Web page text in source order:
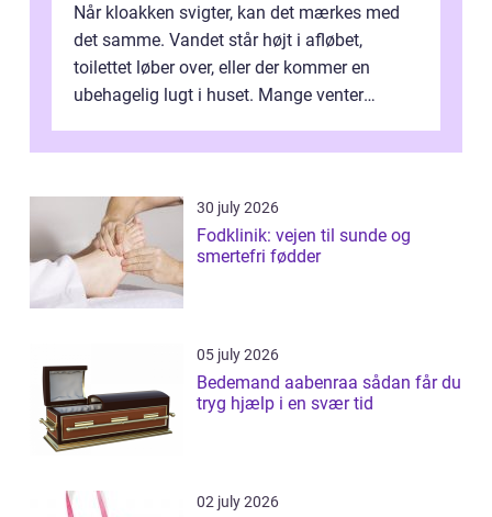
Når kloakken svigter, kan det mærkes med
det samme. Vandet står højt i afløbet,
toilettet løber over, eller der kommer en
ubehagelig lugt i huset. Mange venter
30 july 2026
Fodklinik: vejen til sunde og
smertefri fødder
05 july 2026
Bedemand aabenraa sådan får du
tryg hjælp i en svær tid
02 july 2026